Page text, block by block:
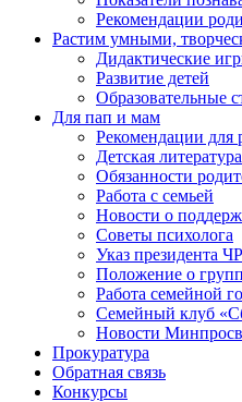
Рекомендации
Растим умными,
Дидактические
Развитие детей
Образовательные
Для пап и мам
Рекомендации для
Детская литература
Обязанности
Работа с семьей
Новости о
Советы психолога
Указ президента ЧР
Положение о
Работа семейной
Семейный клуб
Новости
Прокуратура
Обратная связь
Конкурсы